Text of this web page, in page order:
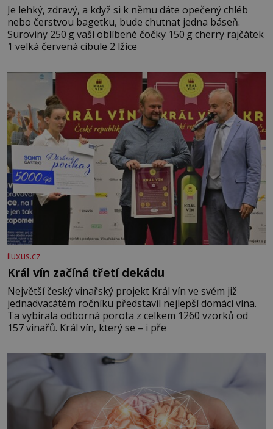
Je lehký, zdravý, a když si k němu dáte opečený chléb
nebo čerstvou bagetku, bude chutnat jedna báseň.
Suroviny 250 g vaší oblíbené čočky 150 g cherry rajčátek
1 velká červená cibule 2 lžíce
iluxus.cz
Král vín začíná třetí dekádu
Největší český vinařský projekt Král vín ve svém již
jednadvacátém ročníku představil nejlepší domácí vína.
Ta vybírala odborná porota z celkem 1260 vzorků od
157 vinařů. Král vín, který se – i pře